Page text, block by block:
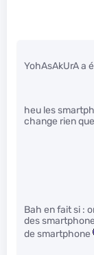
YohAsAkUrA a
heu les
change rien
Bah en fait si :
des
de smartphone